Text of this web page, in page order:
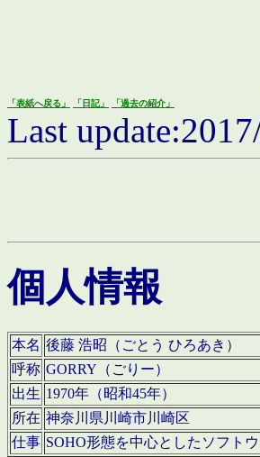
「表紙へ戻る」 「日記」 「過去の紹介」
Last
個人情報
本名 後藤 浩昭（ごとう ひろあき）
呼称 GORRY（ごりー）
出生 1970年（昭和45年）
所在 神奈川県川崎市川崎区
仕事 SOHO形態を中心としたソフト